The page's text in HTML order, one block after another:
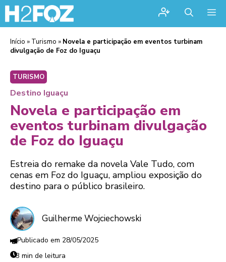
Início » Turismo » Novela e participação em eventos turbinam
divulgação de Foz do Iguaçu
TURISMO
Destino Iguaçu
Novela e participação em
eventos turbinam divulgação
de Foz do Iguaçu
Estreia do remake da novela Vale Tudo, com
cenas em Foz do Iguaçu, ampliou exposição do
destino para o público brasileiro.
Guilherme Wojciechowski
28/05/2025
3 min de leitura